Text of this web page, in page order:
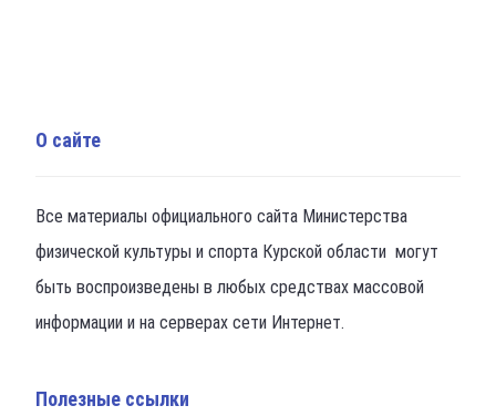
О сайте
Все материалы официального сайта Министерства
физической культуры и спорта Курской области могут
быть воспроизведены в любых средствах массовой
информации и на серверах сети Интернет.
Полезные ссылки